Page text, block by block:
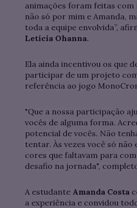
animações foram feitas com
não só por mim e Amanda,
toda a equipe envolvida”,
Letícia Ohanna.
Ela ainda incentivou os que
participar de um projeto
referência ao jogo
"Que a nossa participação
vocês de alguma forma.
potencial de vocês. Não
tentar. Às vezes você só não
cores que faltavam para
desafio na jornada",
A estudante Amanda Costa
a experiência e convidou